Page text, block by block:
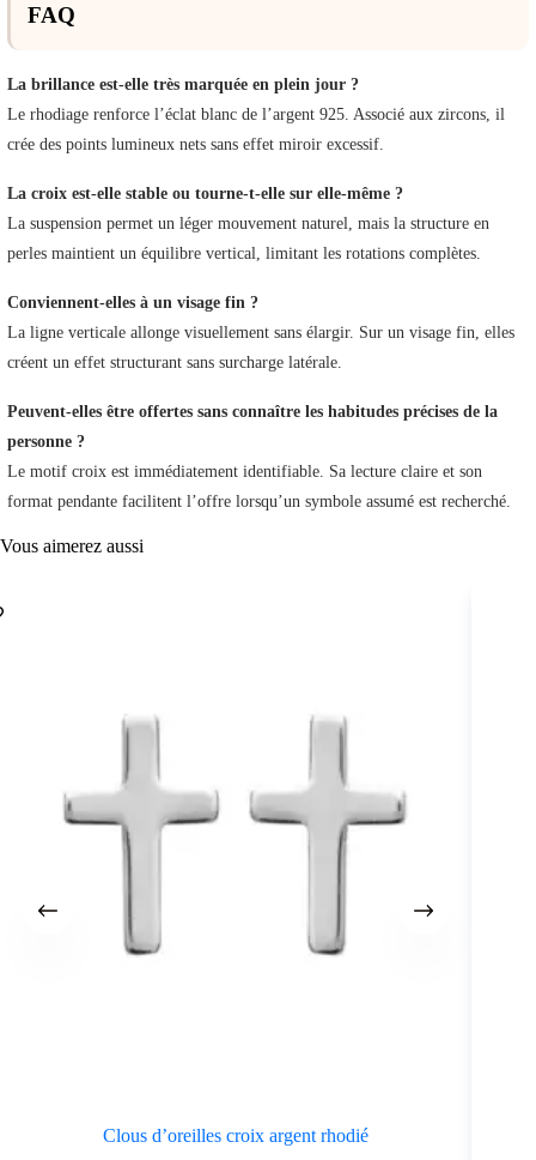
FAQ
La brillance est-elle très marquée en plein jour ?
Le rhodiage renforce l’éclat blanc de l’argent 925. Associé aux zircons, il
crée des points lumineux nets sans effet miroir excessif.
La croix est-elle stable ou tourne-t-elle sur elle-même ?
La suspension permet un léger mouvement naturel, mais la structure en
perles maintient un équilibre vertical, limitant les rotations complètes.
Conviennent-elles à un visage fin ?
La ligne verticale allonge visuellement sans élargir. Sur un visage fin, elles
créent un effet structurant sans surcharge latérale.
Peuvent-elles être offertes sans connaître les habitudes précises de la
personne ?
Le motif croix est immédiatement identifiable. Sa lecture claire et son
format pendante facilitent l’offre lorsqu’un symbole assumé est recherché.
Vous aimerez aussi
Clous d’oreilles croix argent rhodié